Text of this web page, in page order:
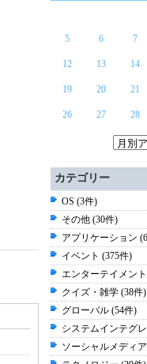
5 6 7
12 13 14
19 20 21
26 27 28
カテゴリー
OS (3件)
その他 (30件)
アプリケーション
イベント (375件)
エンターテイメン
クイズ・雑学 (38件)
グローバル (54件)
システムインテグ
ソーシャルメディ